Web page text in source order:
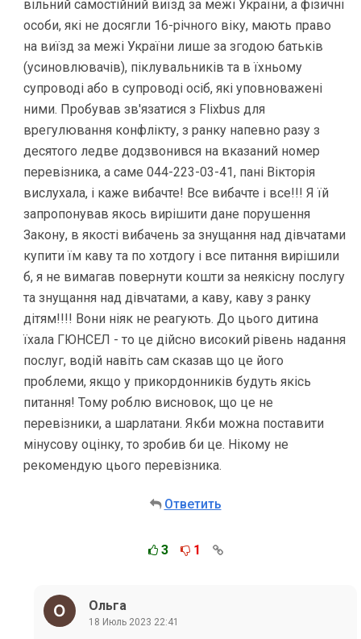
вільний самостійний виїзд за межі України, а фізичні
особи, які не досягли 16-річного віку, мають право
на виїзд за межі України лише за згодою батьків
(усиновлювачів), піклувальників та в їхньому
супроводі або в супроводі осіб, які уповноважені
ними. Пробував зв'язатися з Flixbus для
врегулювання конфлікту, з ранку напевно разу з
десятого ледве додзвонився на вказаний номер
перевізника, а саме 044-223-03-41, пані Вікторія
вислухала, і каже вибачте! Все вибачте і все!!! Я їй
запропонував якось вирішити дане порушення
Закону, в якості вибачень за знущання над дівчатами
купити їм каву та по хотдогу і все питання вирішили
б, я не вимагав повернути кошти за неякісну послугу
та знущання над дівчатами, а каву, каву з ранку
дітям!!!! Вони ніяк не реагують. До цього дитина
їхала ГЮНСЕЛ - то це дійсно високий рівень надання
послуг, водій навіть сам сказав що це його
проблеми, якщо у прикордонників будуть якісь
питання! Тому роблю висновок, що це не
перевізники, а шарлатани. Якби можна поставити
мінусову оцінку, то зробив би це. Нікому не
рекомендую цього перевізника.
Ответить
3 1
Ольга
18 Июль 2023 22:41